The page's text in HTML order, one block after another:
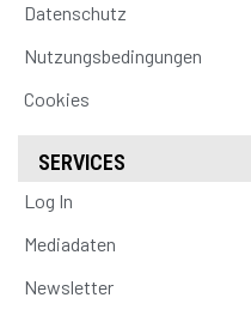
Datenschutz
Nutzungsbedingungen
Cookies
SERVICES
Log In
Mediadaten
Newsletter